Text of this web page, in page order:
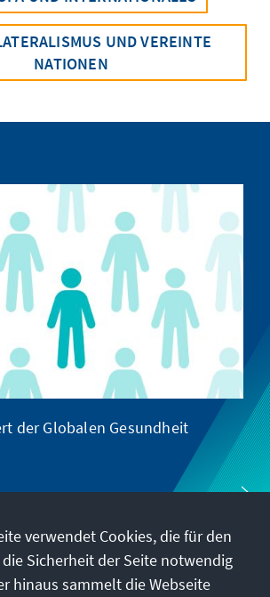
UND VEREINTE
NATIONEN
der Globalen Gesundheit
verwendet Cookies, die für den
Sicherheit der Seite notwendig
hinaus sammelt die Webseite